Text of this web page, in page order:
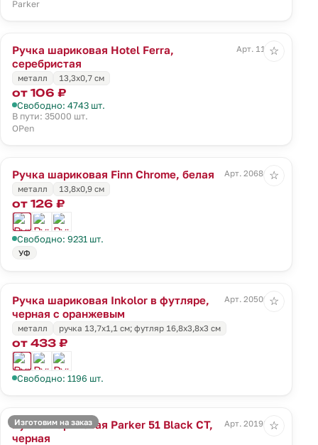
Parker
Ручка шариковая Hotel Ferra,
серебристая
Арт. 11231
металл 13,3х0,7 см
от 106 ₽
Свободно: 4743 шт.
В пути: 35000 шт.
OPen
☆
Ручка шариковая Finn Chrome, белая
Арт. 20686.60
металл
13,8х0,9 см
от 126 ₽
Свободно: 9231 шт.
УФ
☆
Ручка шариковая Inkolor в футляре,
черная с оранжевым
Арт. 20509.20
металл ручка 13,7х1,1 см; футляр 16,8х3,8х3 см
от 433 ₽
Свободно: 1196 шт.
☆
Изготовим на заказ
Ручка шариковая Parker 51 Black CT,
черная
Арт. 20198.30
☆